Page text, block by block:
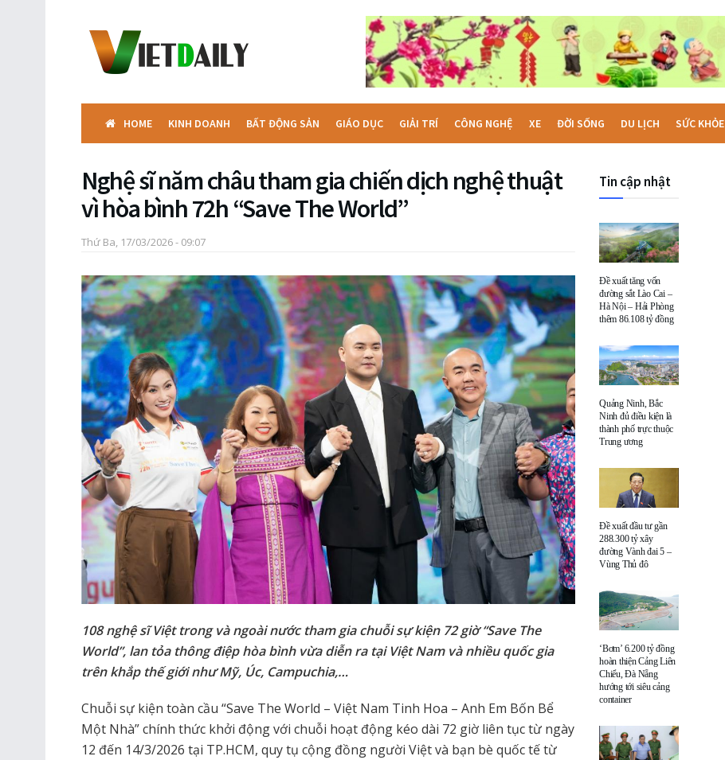
HOME KINH DOANH BẤT ĐỘNG SẢN GIÁO DỤC GIẢI TRÍ CÔNG NGHỆ XE ĐỜI SỐNG DU LỊCH SỨC KHỎE
Nghệ sĩ năm châu tham gia chiến dịch nghệ thuật
vì hòa bình 72h “Save The World”
Thứ Ba, 17/03/2026 - 09:07
108 nghệ sĩ Việt trong và ngoài nước tham gia chuỗi sự kiện 72 giờ “Save The
World”, lan tỏa thông điệp hòa bình vừa diễn ra tại Việt Nam và nhiều quốc gia
trên khắp thế giới như Mỹ, Úc, Campuchia,…
Chuỗi sự kiện toàn cầu “Save The World – Việt Nam Tinh Hoa – Anh Em Bốn Bể
Một Nhà” chính thức khởi động với chuỗi hoạt động kéo dài 72 giờ liên tục từ ngày
12 đến 14/3/2026 tại TP.HCM, quy tụ cộng đồng người Việt và bạn bè quốc tế từ
Tin cập nhật
Đề xuất tăng vốn
đường sắt Lào Cai –
Hà Nội – Hải Phòng
thêm 86.108 tỷ đồng
Quảng Ninh, Bắc
Ninh đủ điều kiện là
thành phố trực thuộc
Trung ương
Đề xuất đầu tư gần
288.300 tỷ xây
đường Vành đai 5 –
Vùng Thủ đô
‘Bơm’ 6.200 tỷ đồng
hoàn thiện Cảng Liên
Chiểu, Đà Nẵng
hướng tới siêu cảng
container